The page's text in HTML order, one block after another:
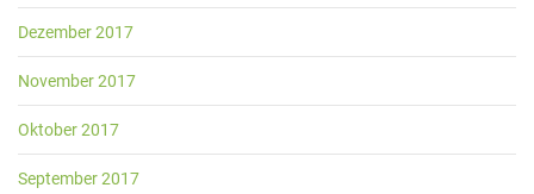
Dezember 2017
November 2017
Oktober 2017
September 2017